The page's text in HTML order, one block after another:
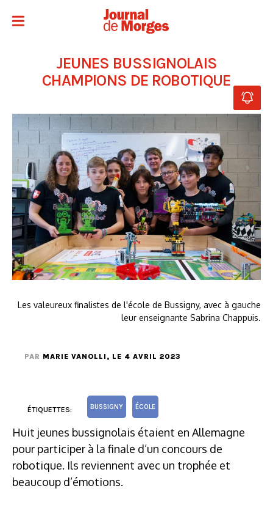
JEUNES BUSSIGNOLAIS
CHAMPIONS DE ROBOTIQUE
Les valeureux finalistes de l'école de Bussigny, avec à gauche
leur enseignante Sabrina Chappuis.
PAR MARIE VANOLLI , LE 4 AVRIL 2023
ÉTIQUETTES: BUSSIGNY ÉCOLE
Huit jeunes bussignolais étaient en Allemagne
pour participer à la finale d’un concours de
robotique. Ils reviennent avec un trophée et
beaucoup d’émotions.